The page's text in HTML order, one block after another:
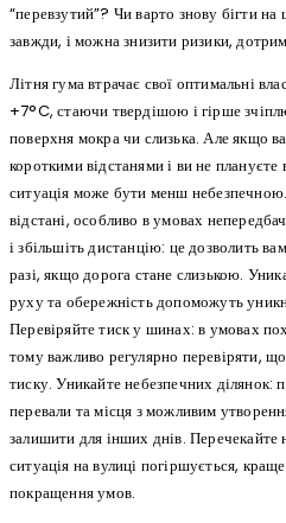
“перевзутий”? Чи варто знову бігти
завжди, і можна знизити ризики,
Літня гума втрачає свої оптимальні
+7°C, стаючи твердішою і гірше
поверхня мокра чи слизька. Але якщо
короткими відстанями і ви не
ситуація може бути менш
відстані, особливо в умовах
і збільшіть дистанцію: це дозволить
разі, якщо дорога стане слизькою.
руху та обережність допоможуть
Перевіряйте тиск у шинах: в умовах
тому важливо регулярно перевіряти,
тиску. Уникайте небезпечних ділянок:
перевали та місця з можливим
залишити для інших днів. Перечекайте
ситуація на вулиці погіршується,
покращення умов.